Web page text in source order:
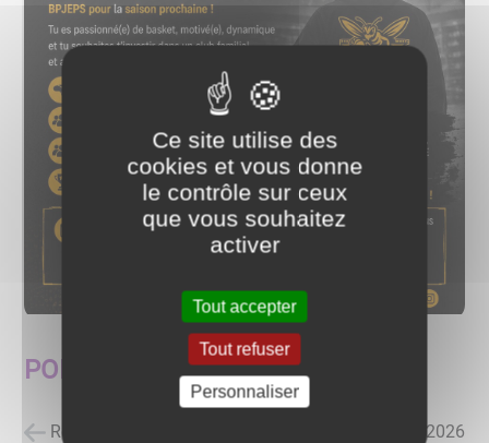
PONT BASKET CLUB
Retour à la liste des actualités 25/06/2026
Ce site utilise des
cookies et vous donne
le contrôle sur ceux
que vous souhaitez
activer
Tout accepter
Tout refuser
Personnaliser